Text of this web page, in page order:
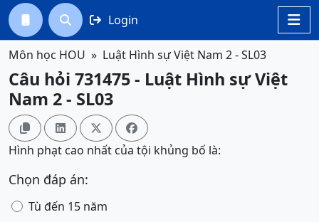

  Login
Môn học HOU Luật Hình sự Việt Nam 2 - SL03
Câu hỏi 731475 - Luật Hình sự Việt
Nam 2 - SL03
   
Hình phạt cao nhất của tội khủng bố là:
Chọn đáp án:
Tù đến 15 năm